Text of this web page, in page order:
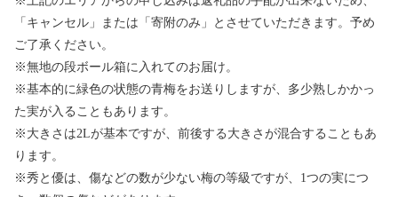
「キャンセル」または「寄附のみ」とさせていただきます。予め
ご了承ください。
※無地の段ボール箱に入れてのお届け。
※基本的に緑色の状態の青梅をお送りしますが、多少熟しかかっ
た実が入ることもあります。
※大きさは2Lが基本ですが、前後する大きさが混合することもあ
ります。
※秀と優は、傷などの数が少ない梅の等級ですが、1つの実につ